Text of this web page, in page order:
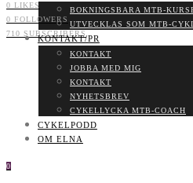
0 LIKES
0 FOLLOWERS
710 SUBSCRIBERS
BOKNINGSBARA MTB-
UTVECKLAS SOM MTB-
KONTAKT/PR
KONTAKT
JOBBA MED MIG
KONTAKT
NYHETSBREV
CYKELLYCKA MTB-COACH
CYKELPODD
OM ELNA
0